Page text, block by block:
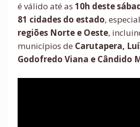
é válido até as 10h deste
81 cidades do estado,
regiões Norte e Oeste,
municípios de Carutapera,
Godofredo Viana e Cândido